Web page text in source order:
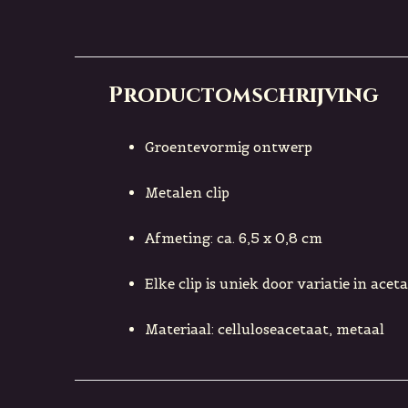
Productomschrijving
Groentevormig ontwerp
Metalen clip
Afmeting: ca. 6,5 x 0,8 cm
Elke clip is uniek door variatie in
Materiaal: celluloseacetaat, metaal